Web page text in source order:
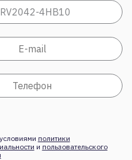
политики
и пользовательского